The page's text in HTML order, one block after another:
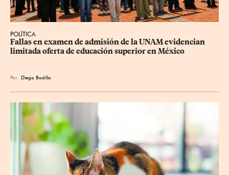
POLÍTICA
Fallas en examen de admisión de la UNAM evidencian
limitada oferta de educación superior en México
Por Diego Badillo